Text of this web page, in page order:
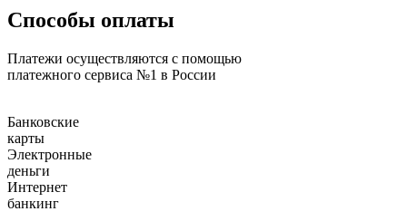
Способы оплаты
Платежи осуществляются с помощью
платежного сервиса №1 в России
Банковские
карты
Электронные
деньги
Интернет
банкинг